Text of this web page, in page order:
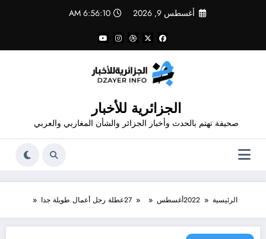
أغسطس 9, 2026 6:56:11 AM
الجزائرية للأخبار
صحيفة تهتم بالحدث وأخبار الجزائر والشأن المغاربي والعربي
الرئيسية 2022أغسطس 27عطلة رجل أعمال طويلة جدا